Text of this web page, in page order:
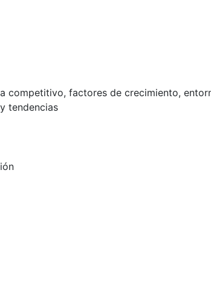
competitivo, factores de crecimiento,
tendencias